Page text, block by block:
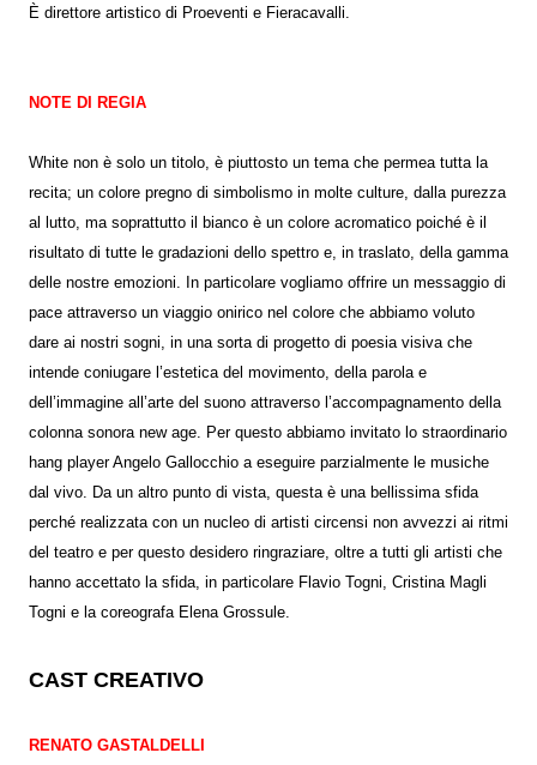
È direttore artistico di Proeventi e Fieracavalli.
NOTE DI REGIA
White non è solo un titolo, è piuttosto un tema che permea tutta la
recita; un colore pregno di simbolismo in molte culture, dalla purezza
al lutto, ma soprattutto il bianco è un colore acromatico poiché è il
risultato di tutte le gradazioni dello spettro e, in traslato, della gamma
delle nostre emozioni. In particolare vogliamo offrire un messaggio di
pace attraverso un viaggio onirico nel colore che abbiamo voluto
dare ai nostri sogni, in una sorta di progetto di poesia visiva che
intende coniugare l’estetica del movimento, della parola e
dell’immagine all’arte del suono attraverso l’accompagnamento della
colonna sonora new age. Per questo abbiamo invitato lo straordinario
hang player Angelo Gallocchio a eseguire parzialmente le musiche
dal vivo. Da un altro punto di vista, questa è una bellissima sfida
perché realizzata con un nucleo di artisti circensi non avvezzi ai ritmi
del teatro e per questo desidero ringraziare, oltre a tutti gli artisti che
hanno accettato la sfida, in particolare Flavio Togni, Cristina Magli
Togni e la coreografa Elena Grossule.
CAST CREATIVO
RENATO GASTALDELLI